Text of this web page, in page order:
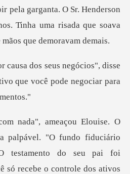
rson
Tinha uma risada que
", disse
que você pod
iário
testamento do seu pai foi
só recebe o contr